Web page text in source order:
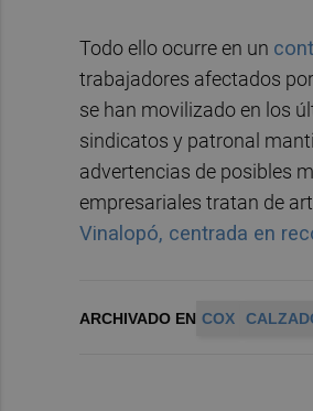
Todo ello ocurre en un
trabajadores afectados
se han movilizado en los
sindicatos y patronal
advertencias de posibles
empresariales tratan de
Vinalopó, centrada en
ARCHIVADO EN COX